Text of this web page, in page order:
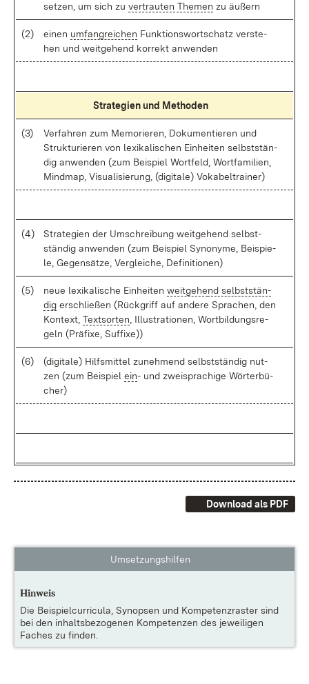
set­zen, um sich zu ver­trau­ten The­men zu äu­ßern
(2) ei­nen um­fang­rei­chen Funk­ti­ons­wort­schatz ver­ste­
hen und weit­ge­hend kor­rekt an­wen­den
Stra­te­gi­en und Me­tho­den
(3)
Ver­fah­ren zum Me­mo­rie­ren, Do­ku­men­tie­ren und
Struk­tu­rie­ren von le­xi­ka­li­schen Ein­hei­ten selbst­stän­
dig an­wen­den (zum Bei­spiel Wort­feld, Wort­fa­mi­li­en,
Mind­map, Vi­sua­li­sie­rung, (di­gi­ta­le) Vo­ka­bel­trai­ner)
(4)
Stra­te­gi­en der Um­schrei­bung weit­ge­hend selbst­
stän­dig an­wen­den (zum Bei­spiel Syn­ony­me, Bei­spie­
le, Ge­gen­sät­ze, Ver­glei­che, De­fi­ni­tio­nen)
(5) neue le­xi­ka­li­sche Ein­hei­ten weit­ge­hend selbst­stän­
dig er­schlie­ßen (Rück­griff auf an­de­re Spra­chen, den
Kon­text, Text­sor­ten , Il­lus­tra­tio­nen, Wort­bil­dungs­re­
geln (Prä­fi­xe, Suf­fi­xe))
(6)
(di­gi­ta­le) Hilfs­mit­tel zu­neh­mend selbst­stän­dig nut­
zen (zum Bei­spiel ein- und zwei­spra­chi­ge Wör­ter­bü­
cher)
Download als PDF
Umsetzungshilfen
Hinweis
Die Beispielcurricula, Synopsen und Kompetenzraster sind
bei den inhaltsbezogenen Kompetenzen des jeweiligen
Faches zu finden.